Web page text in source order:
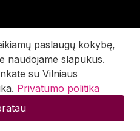
paslaugų kokybę,
naudojame slapukus.
su Vilniaus
Privatumo politika